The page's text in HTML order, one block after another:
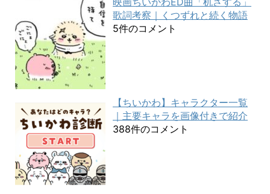
歌詞考察｜くつずれと続く物語
5件のコメント
【ちいかわ】キャラクター一覧
｜主要キャラを画像付きで紹介
388件のコメント